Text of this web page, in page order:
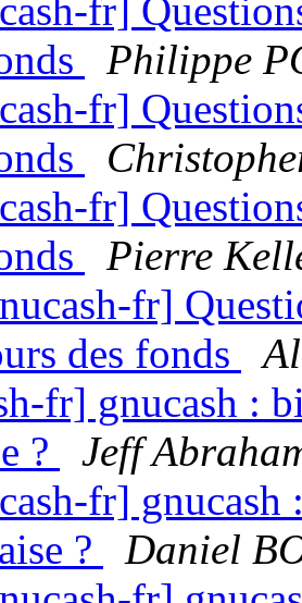
fr]
Philippe
fr]
fr]
Pierre
fr]
des fonds
fr] gnucash :
?
Jeff
fr] gnucash
?
Daniel